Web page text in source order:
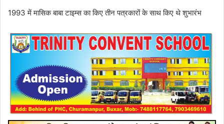
1993 में मासिक बाबा टाइम्स का किए तीन पत्रकारों के साथ किए थे शुभारंभ